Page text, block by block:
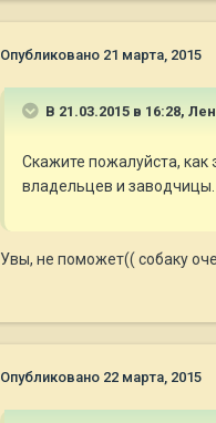
Опубликовано 21 марта, 2015
В 21.03.2015 в 16:28,
Скажите пожалуйста, как
владельцев и
Увы, не поможет(( собаку
Опубликовано 22 марта, 2015